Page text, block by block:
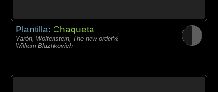
Plantilla: Chaqueta
Varón, Wolfenstein, The new order%
William Blazhkovich